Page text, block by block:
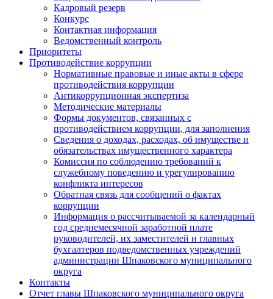
Кадровый резерв
Конкурс
Контактная информация
Ведомственный контроль
Приоритеты
Противодействие коррупции
Нормативные правовые и иные акты в сфере
противодействия коррупции
Антикоррупционная экспертиза
Методические материалы
Формы документов, связанных с
противодействием коррупции, для заполнения
Сведения о доходах, расходах, об имуществе и
обязательствах имущественного характера
Комиссия по соблюдению требований к
служебному поведению и урегулированию
конфликта интересов
Обратная связь для сообщений о фактах
коррупции
Информация о рассчитываемой за календарный
год среднемесячной заработной плате
руководителей, их заместителей и главных
бухгалтеров подведомственных учреждений
администрации Шпаковского муниципального
округа
Контакты
Отчет главы Шпаковского муниципального округа